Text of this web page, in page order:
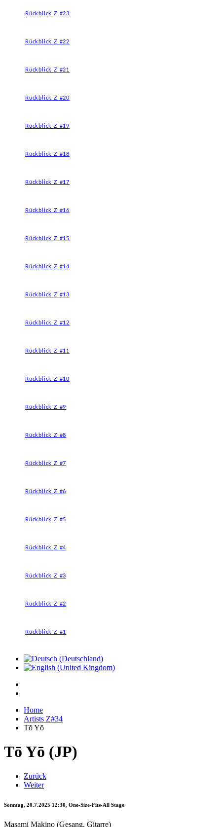
Rückblick Z #23
Rückblick Z #22
Rückblick Z #21
Rückblick Z #20
Rückblick Z #19
Rückblick Z #18
Rückblick Z #17
Rückblick Z #16
Rückblick Z #15
Rückblick Z #14
Rückblick Z #13
Rückblick Z #12
Rückblick Z #11
Rückblick Z #10
Rückblick Z #9
Rückblick Z #8
Rückblick Z #7
Rückblick Z #6
Rückblick Z #5
Rückblick Z #4
Rückblick Z #3
Rückblick Z #2
Rückblick Z #1
Home
Artists Z#34
Tō Yō
Tō Yō (JP)
Zurück
Weiter
Sonntag, 20.7.2025 12:30, One-Size-Fits-All Stage
Masami Makino (Gesang, Gitarre)